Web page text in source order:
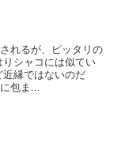
れるが、ピッタリの
シャコには似てい
縁ではないのだ
包ま...